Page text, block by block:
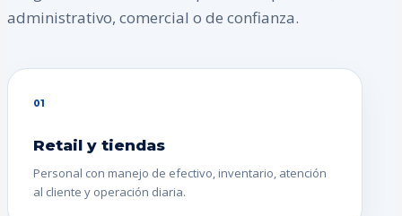
administrativo, comercial o de confianza.
01
Retail y tiendas
Personal con manejo de efectivo, inventario, atención
al cliente y operación diaria.